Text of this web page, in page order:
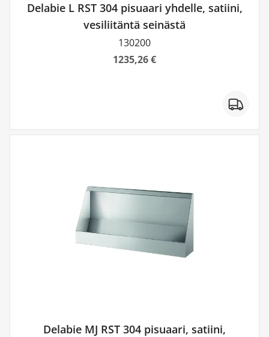
Delabie L RST 304 pisuaari yhdelle, satiini,
vesiliitäntä seinästä
130200
1235,26 €
Delabie MJ RST 304 pisuaari, satiini,